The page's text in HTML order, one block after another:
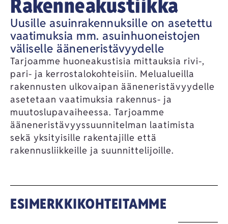
Rakenneakustiikka
Uusille asuinrakennuksille on asetettu
vaatimuksia mm. asuinhuoneistojen
väliselle ääneneristävyydelle
Tarjoamme huoneakustisia mittauksia rivi-,
pari- ja kerrostalokohteisiin. Melualueilla
rakennusten ulkovaipan ääneneristävyydelle
asetetaan vaatimuksia rakennus- ja
muutoslupavaiheessa. Tarjoamme
ääneneristävyyssuunnitelman laatimista
sekä yksityisille rakentajille että
rakennusliikkeille ja suunnittelijoille.
ESIMERKKIKOHTEITAMME